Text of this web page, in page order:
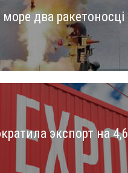
два ракетоносці
экспорт на